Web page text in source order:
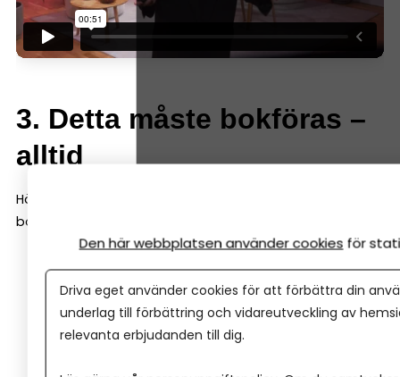
3. Detta måste bokföras –
alltid
Här är de vanligaste sakerna nya företagare behöver
bokföra:
Intäkter:Fakturor, Swish-betalningar, försäljning i
butik eller online.
Kostnader:Inköp, abonnemang, hyror, program.
Skatter och avgifter:Moms, preliminärskatt,
Den här webbplatsen använder cookies för
Driva eget använder cookies för att förbättra din
underlag till förbättring och vidareutveckling av
relevanta erbjudanden till dig.